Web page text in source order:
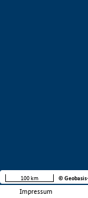
Impressum
100 km ©